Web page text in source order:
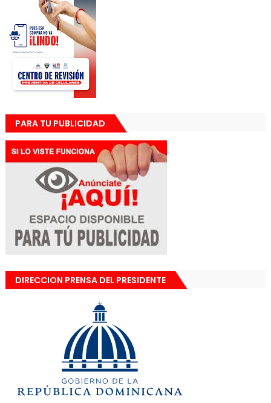
PARA TU PUBLICIDAD
DIRECCION PRENSA DEL PRESIDENTE